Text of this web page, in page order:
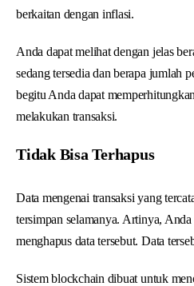
berkaitan dengan inflasi.
Anda dapat melihat dengan jelas
sedang tersedia dan berapa jumlah
begitu Anda dapat
melakukan transaksi.
Tidak Bisa Terhapus
Data mengenai transaksi yang
tersimpan selamanya. Artinya,
menghapus data tersebut. Data
Sistem blockchain dibuat untuk